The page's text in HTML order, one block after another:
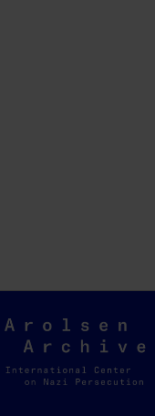
Arolsen
Archives